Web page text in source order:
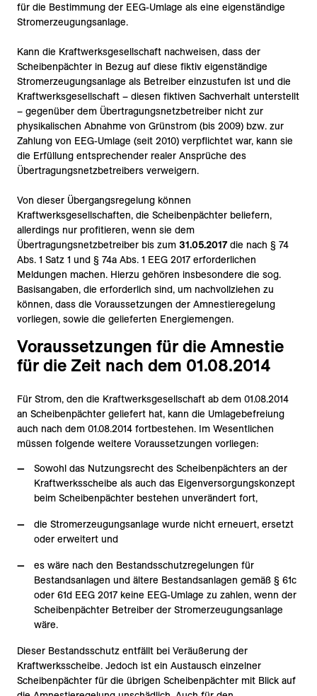
für die Bestimmung der EEG-Umlage als eine eigenständige
Stromerzeugungsanlage.
Kann die Kraftwerksgesellschaft nachweisen, dass der
Scheibenpächter in Bezug auf diese fiktiv eigenständige
Stromerzeugungsanlage als Betreiber einzustufen ist und die
Kraftwerksgesellschaft – diesen fiktiven Sachverhalt unterstellt
– gegenüber dem Übertragungsnetzbetreiber nicht zur
physikalischen Abnahme von Grünstrom (bis 2009) bzw. zur
Zahlung von EEG-Umlage (seit 2010) verpflichtet war, kann sie
die Erfüllung entsprechender realer Ansprüche des
Übertragungsnetzbetreibers verweigern.
Von dieser Übergangsregelung können
Kraftwerksgesellschaften, die Scheibenpächter beliefern,
allerdings nur profitieren, wenn sie dem
Übertragungsnetzbetreiber bis zum 31.05.2017 die nach § 74
Abs. 1 Satz 1 und § 74a Abs. 1 EEG 2017 erforderlichen
Meldungen machen. Hierzu gehören insbesondere die sog.
Basisangaben, die erforderlich sind, um nachvollziehen zu
können, dass die Voraussetzungen der Amnestieregelung
vorliegen, sowie die gelieferten Energiemengen.
Voraussetzungen für die Amnestie
für die Zeit nach dem 01.08.2014
Für Strom, den die Kraftwerksgesellschaft ab dem 01.08.2014
an Scheibenpächter geliefert hat, kann die Umlagebefreiung
auch nach dem 01.08.2014 fortbestehen. Im Wesentlichen
müssen folgende weitere Voraussetzungen vorliegen:
Sowohl das Nutzungsrecht des Scheibenpächters an der
Kraftwerksscheibe als auch das Eigenversorgungskonzept
beim Scheibenpächter bestehen unverändert fort,
die Stromerzeugungsanlage wurde nicht erneuert, ersetzt
oder erweitert und
es wäre nach den Bestandsschutzregelungen für
Bestandsanlagen und ältere Bestandsanlagen gemäß § 61c
oder 61d EEG 2017 keine EEG-Umlage zu zahlen, wenn der
Scheibenpächter Betreiber der Stromerzeugungsanlage
wäre.
Dieser Bestandsschutz entfällt bei Veräußerung der
Kraftwerksscheibe. Jedoch ist ein Austausch einzelner
Scheibenpächter für die übrigen Scheibenpächter mit Blick auf